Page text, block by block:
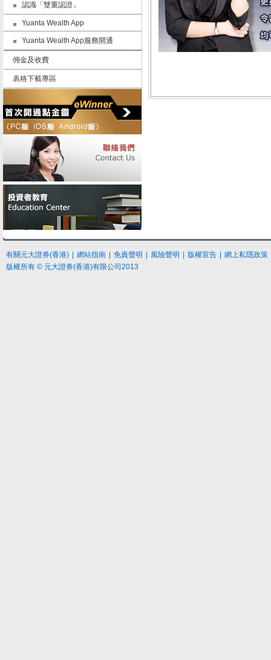
認識「雙重認證」
Yuanta Wealth App
Yuanta Wealth App服務開通
佣金及收費
表格下載專區
有關元大證券(香港) 網站指南 免責聲明 風險聲明 版權宣告
網上私隱政策
版權所有 © 元大證券(香港)有限公司2013